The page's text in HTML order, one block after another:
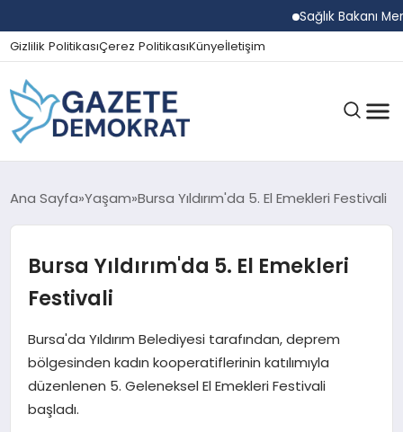
Sağlık Bakanı
Gizlilik PolitikasıÇerez PolitikasıKünyeİletişim
GÜNDEM
EKONOMI
MAGAZIN
Ana Sayfa Yaşam Bursa Yıldırım'da 5. El Emekleri Festivali
Bursa Yıldırım'da 5. El Emekleri
Festivali
Bursa'da Yıldırım Belediyesi tarafından, deprem
bölgesinden kadın kooperatiflerinin katılımıyla
düzenlenen 5. Geleneksel El Emekleri Festivali
başladı.